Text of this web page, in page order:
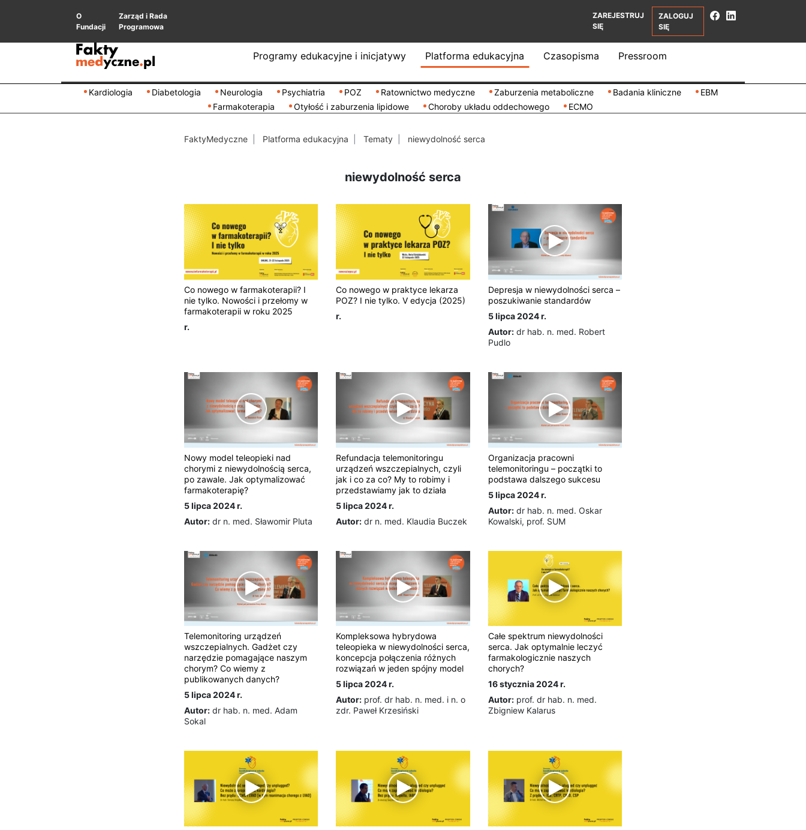
O
Fundacji
Zarząd i Rada
Programowa
ZAREJESTRUJ
SIĘ
ZALOGUJ
SIĘ
Programy edukacyjne i inicjatywy Platforma edukacyjna Czasopisma Pressroom
Kardiologia Diabetologia Neurologia Psychiatria POZ Ratownictwo medyczne Zaburzenia metaboliczne Badania kliniczne
EBM
Farmakoterapia
Otyłość i zaburzenia lipidowe Choroby układu oddechowego ECMO
FaktyMedyczne Platforma edukacyjna Tematy niewydolność serca
niewydolność serca
Co nowego w farmakoterapii? I
nie tylko. Nowości i przełomy w
farmakoterapii w roku 2025
r.
Co nowego w praktyce lekarza
POZ? I nie tylko. V edycja (2025)
r.
Depresja w niewydolności serca –
poszukiwanie standardów
5 lipca 2024 r.
Autor: dr hab. n. med. Robert
Pudlo
Nowy model teleopieki nad
chorymi z niewydolnością serca,
po zawale. Jak optymalizować
farmakoterapię?
5 lipca 2024 r.
Autor: dr n. med. Sławomir Pluta
Refundacja telemonitoringu
urządzeń wszczepialnych, czyli
jak i co za co? My to robimy i
przedstawiamy jak to działa
5 lipca 2024 r.
Autor: dr n. med. Klaudia Buczek
Organizacja pracowni
telemonitoringu – początki to
podstawa dalszego sukcesu
5 lipca 2024 r.
Autor: dr hab. n. med. Oskar
Kowalski, prof. SUM
Telemonitoring urządzeń
wszczepialnych. Gadżet czy
narzędzie pomagające naszym
chorym? Co wiemy z
publikowanych danych?
5 lipca 2024 r.
Autor: dr hab. n. med. Adam
Sokal
Kompleksowa hybrydowa
teleopieka w niewydolności serca,
koncepcja połączenia różnych
rozwiązań w jeden spójny model
5 lipca 2024 r.
Autor: prof. dr hab. n. med. i n. o
zdr. Paweł Krzesiński
Całe spektrum niewydolności
serca. Jak optymalnie leczyć
farmakologicznie naszych
chorych?
16 stycznia 2024 r.
Autor: prof. dr hab. n. med.
Zbigniew Kalarus